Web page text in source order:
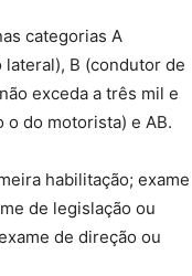
categorias A
B (condutor de
exceda a três mil e
do motorista) e AB.
habilitação; exame
de legislação ou
de direção ou